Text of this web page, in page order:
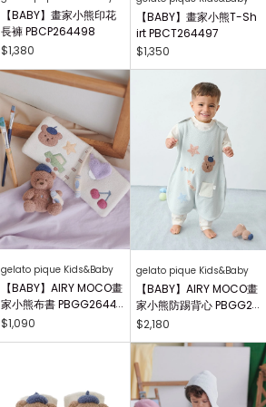
【BABY】畫家小熊印花
長褲 PBCP264498
$1,380
【BABY】畫家小熊T-Sh
irt PBCT264497
$1,350
gelato pique Kids&Baby
【BABY】AIRY MOCO畫
家小熊布書 PBGG26441
8
$1,090
gelato pique Kids&Baby
【BABY】AIRY MOCO畫
家小熊防踢背心 PBGG2
64465
$2,180